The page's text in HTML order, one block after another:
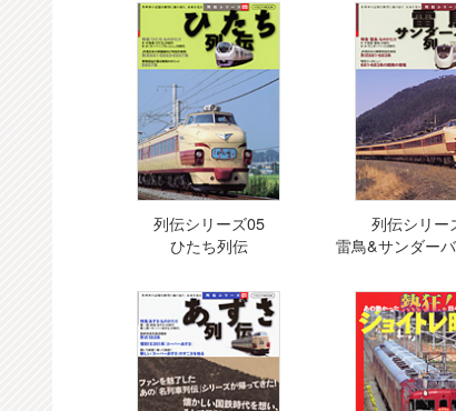
列伝シリーズ05
ひたち列伝
列伝シリー
雷鳥&サンダー